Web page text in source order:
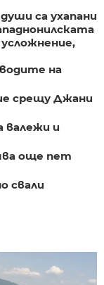
са ухапани
на
срещу Джани
валежи и
още пет
свали